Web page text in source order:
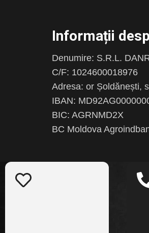
Informații
Denumire: S.R.L.
C/F: 1024600018976
Adresa: or Șoldănești,
IBAN:
BIC: AGRNMD2X
BC Moldova